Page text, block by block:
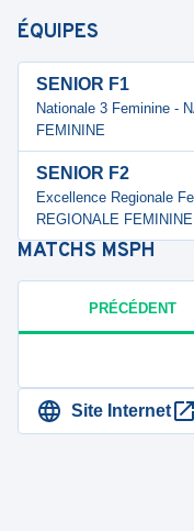
ÉQUIPES
SENIOR F1
Nationale 3 Feminine -
FEMININE
SENIOR F2
Excellence Regionale
REGIONALE FEMININE
MATCHS MSPH
PRÉCÉDENT
Site Internet